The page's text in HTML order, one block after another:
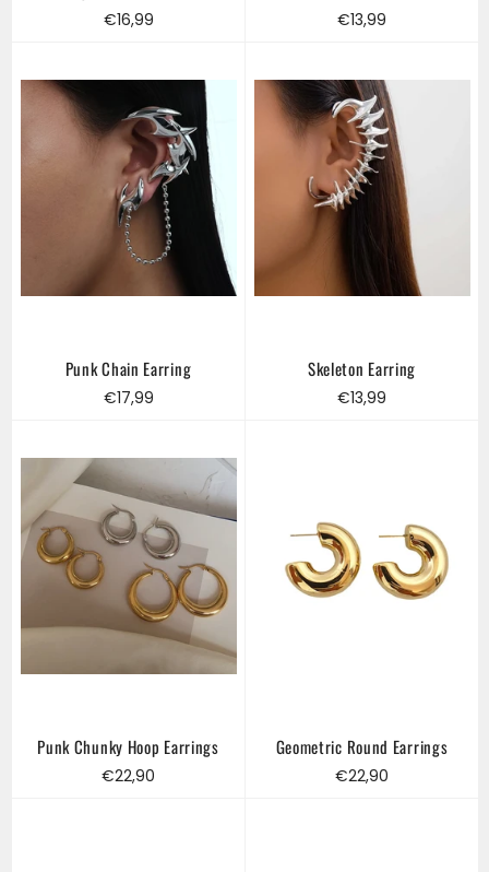
Regular
€16,99
Regular
€13,99
Punk Chain Earring
Regular
€17,99
Skeleton Earring
Regular
€13,99
Punk Chunky Hoop Earrings
Regular
€22,90
Geometric Round Earrings
Regular
€22,90